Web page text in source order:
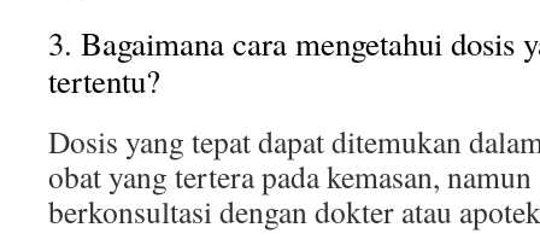
3. Bagaimana cara mengetahui dosis
tertentu?
Dosis yang tepat dapat ditemukan
obat yang tertera pada kemasan,
berkonsultasi dengan dokter atau